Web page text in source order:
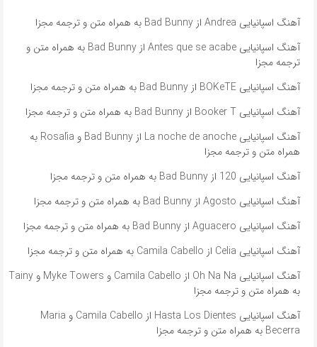
آهنگ اسپانیایی Andrea از Bad Bunny به همراه متن و ترجمه مجزا
آهنگ اسپانیایی Antes que se acabe از Bad Bunny به همراه متن و
ترجمه مجزا
آهنگ اسپانیایی BOKeTE از Bad Bunny به همراه متن و ترجمه مجزا
آهنگ اسپانیایی Booker T از Bad Bunny به همراه متن و ترجمه مجزا
آهنگ اسپانیایی La noche de anoche از Bad Bunny و Rosalía به
همراه متن و ترجمه مجزا
آهنگ اسپانیایی 120 از Bad Bunny به همراه متن و ترجمه مجزا
آهنگ اسپانیایی Agosto از Bad Bunny به همراه متن و ترجمه مجزا
آهنگ اسپانیایی Aguacero از Bad Bunny به همراه متن و ترجمه مجزا
آهنگ اسپانیایی Celia از Camila Cabello به همراه متن و ترجمه مجزا
آهنگ اسپانیایی Oh Na Na از Camila Cabello و Myke Towers و Tainy
به همراه متن و ترجمه مجزا
آهنگ اسپانیایی Hasta Los Dientes از Camila Cabello و Maria
Becerra به همراه متن و ترجمه مجزا